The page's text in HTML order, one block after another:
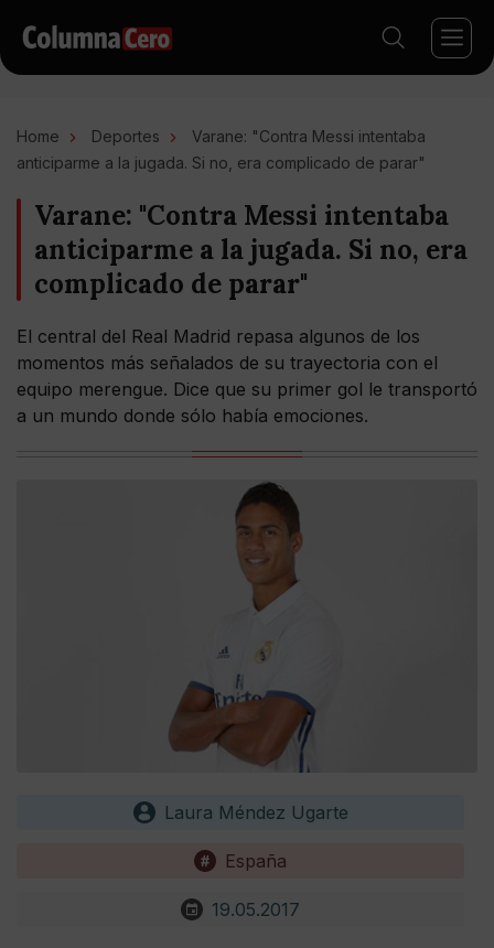
Home Deportes
Varane: "Contra Messi intentaba
anticiparme a la jugada. Si no, era complicado de parar"
Varane: "Contra Messi intentaba
anticiparme a la jugada. Si no, era
complicado de parar"
El central del Real Madrid repasa algunos de los
momentos más señalados de su trayectoria con el
equipo merengue. Dice que su primer gol le transportó
a un mundo donde sólo había emociones.
Laura Méndez Ugarte
España
19.05.2017